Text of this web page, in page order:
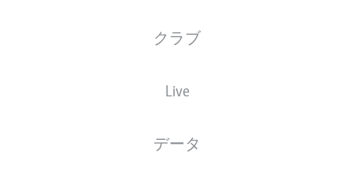
クラブ
Live
データ